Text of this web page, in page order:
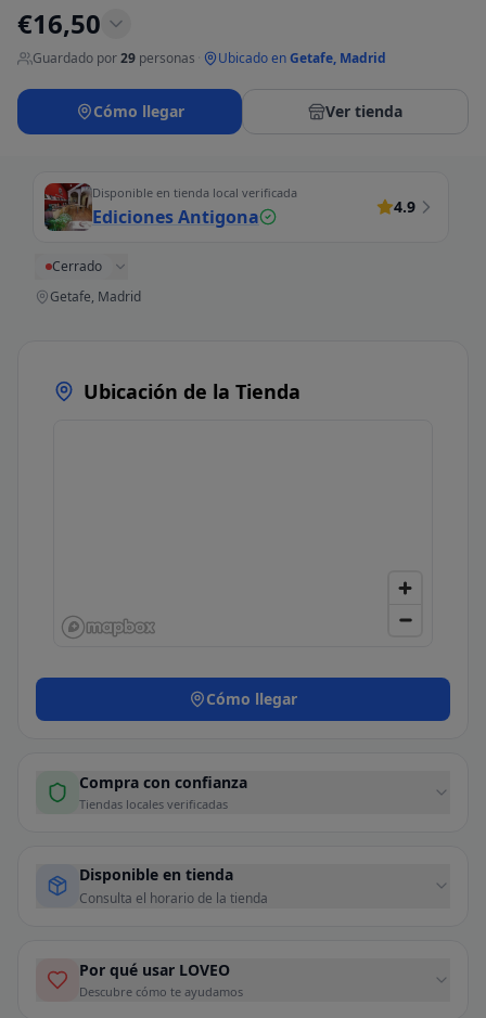
€16,50
Guardado por29 personas Ubicado enGetafe, Madrid
Cómo llegar Ver tienda
Disponible en tienda local verificada
Ediciones Antigona 4.9
Cerrado
Getafe, Madrid
Ubicación de la Tienda
Cómo llegar
Compra con confianza
Tiendas locales verificadas
Disponible en tienda
Consulta el horario de la tienda
Por qué usar LOVEO
Descubre cómo te ayudamos